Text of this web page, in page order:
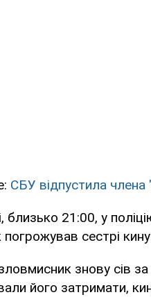
СБУ відпустила
близько 21:00, у
погрожував сестрі
знову сів
його затримати,